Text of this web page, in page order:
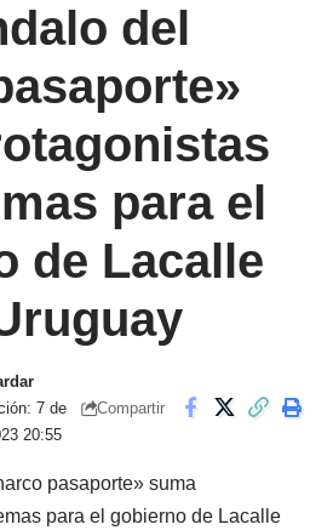
del
para el
de Lacalle
7 de
20:55
Compartir